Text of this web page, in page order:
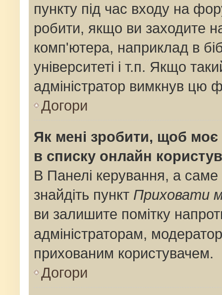
пункту під час входу на
робити, якщо ви заходите
комп'ютера, наприклад в
університеті і т.п. Якщо
адміністратор вимкнув цю
Догори
Як мені зробити, щоб моє
в списку онлайн
В Панелі керування, а
знайдіть пункт Приховати
ви залишите помітку
адміністраторам,
прихованим користувачем.
Догори